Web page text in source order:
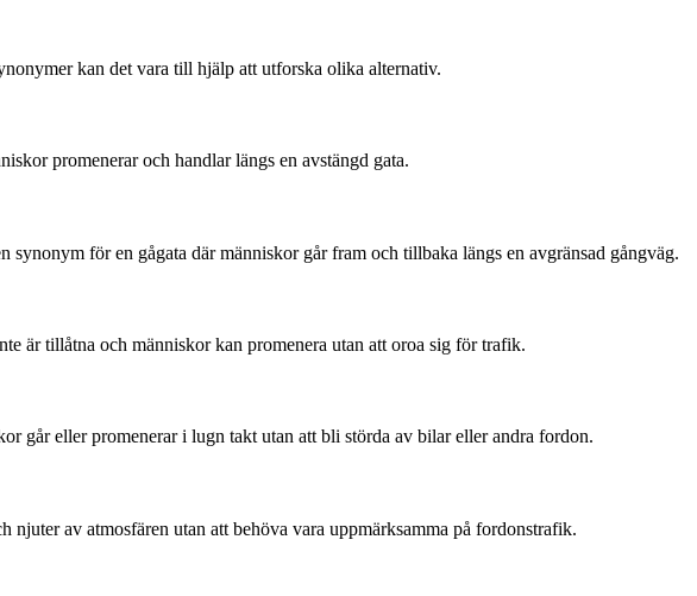
kan det vara till hjälp att utforska olika alternativ.
promenerar och handlar längs en avstängd gata.
för en gågata där människor går fram och tillbaka längs en avgränsad gångväg.
är tillåtna och människor kan promenera utan att oroa sig för trafik.
går eller promenerar i lugn takt utan att bli störda av bilar eller andra fordon.
av atmosfären utan att behöva vara uppmärksamma på fordonstrafik.